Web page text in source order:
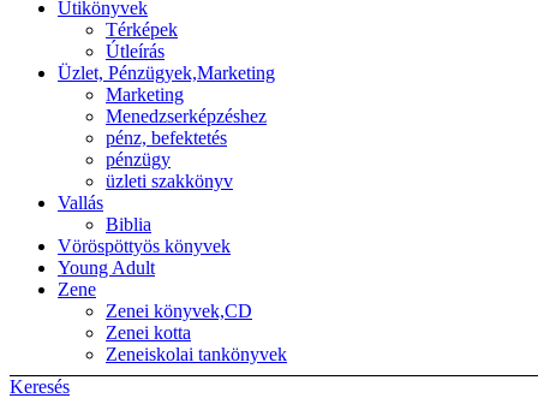
Keresés
Útikönyvek
Térképek
Útleírás
Üzlet, Pénzügyek,Marketing
Marketing
Menedzserképzéshez
pénz, befektetés
pénzügy
üzleti szakkönyv
Vallás
Biblia
Vöröspöttyös könyvek
Young Adult
Zene
Zenei könyvek,CD
Zenei kotta
Zeneiskolai tankönyvek